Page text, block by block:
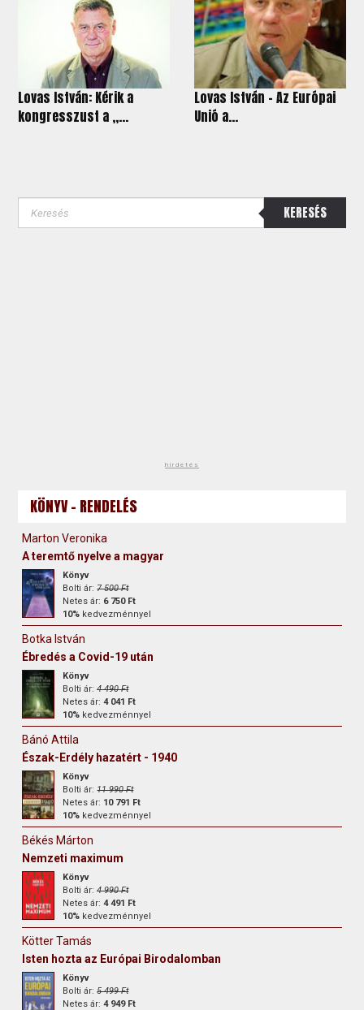
Lovas István: Kérik a
kongresszust a „...
Lovas István - Az Európai
Unió a...
KERESÉS
hirdetés
KÖNYV - RENDELÉS
Marton Veronika
A teremtő nyelve a magyar
Könyv
Bolti ár:7 500 Ft
Netes ár: 6 750 Ft
10% kedvezménnyel
Botka István
Ébredés a Covid-19 után
Könyv
Bolti ár:4 490 Ft
Netes ár:4 041 Ft
10% kedvezménnyel
Bánó Attila
Észak-Erdély hazatért - 1940
Könyv
Bolti ár:11 990 Ft
Netes ár: 10 791 Ft
10% kedvezménnyel
Békés Márton
Nemzeti maximum
Könyv
Bolti ár:4 990 Ft
Netes ár:4 491 Ft
10% kedvezménnyel
Kötter Tamás
Isten hozta az Európai Birodalomban
Könyv
Bolti ár:5 499 Ft
Netes ár:4 949 Ft